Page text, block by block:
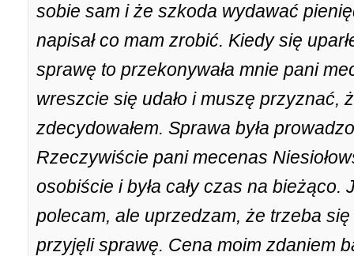
sobie sam i że szkoda wydawać
napisał co mam zrobić. Kiedy się
sprawę to przekonywała mnie pani
wreszcie się udało i muszę przyznać,
zdecydowałem. Sprawa była
Rzeczywiście pani mecenas
osobiście i była cały czas na
polecam, ale uprzedzam, że trzeba
przyjęli sprawę. Cena moim zdaniem